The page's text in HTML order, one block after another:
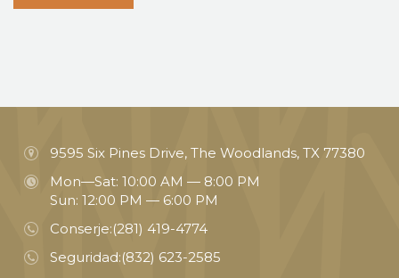
9595 Six Pines Drive, The Woodlands, TX 77380
Mon—Sat: 10:00 AM — 8:00 PM
Sun: 12:00 PM — 6:00 PM
Conserje:(281) 419-4774
Seguridad:(832) 623-2585